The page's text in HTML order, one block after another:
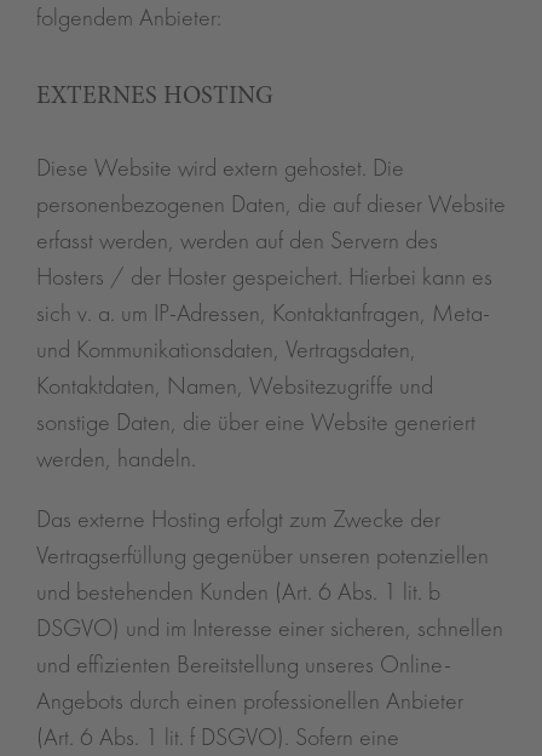
folgendem Anbieter:
EXTERNES HOSTING
Diese Website wird extern gehostet. Die
personenbezogenen Daten, die auf dieser Website
erfasst werden, werden auf den Servern des
Hosters / der Hoster gespeichert. Hierbei kann es
sich v. a. um IP-Adressen, Kontaktanfragen, Meta-
und Kommunikationsdaten, Vertragsdaten,
Kontaktdaten, Namen, Websitezugriffe und
sonstige Daten, die über eine Website generiert
werden, handeln.
Das externe Hosting erfolgt zum Zwecke der
Vertragserfüllung gegenüber unseren potenziellen
und bestehenden Kunden (Art. 6 Abs. 1 lit. b
DSGVO) und im Interesse einer sicheren, schnellen
und effizienten Bereitstellung unseres Online-
Angebots durch einen professionellen Anbieter
(Art. 6 Abs. 1 lit. f DSGVO). Sofern eine